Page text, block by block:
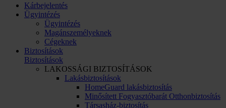
Kárbejelentés
Ügyintézés
Ügyintézés
Magánszemélyeknek
Cégeknek
Biztosítások
Biztosítások
LAKOSSÁGI BIZTOSÍTÁSOK
Lakásbiztosítások
HomeGuard lakásbiztosítás
Minősített Fogyasztóbarát Otthonbiztosítás
Társasház-biztosítás